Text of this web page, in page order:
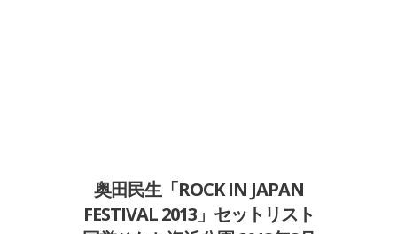
奥田民生「ROCK IN JAPAN
FESTIVAL 2013」セットリスト